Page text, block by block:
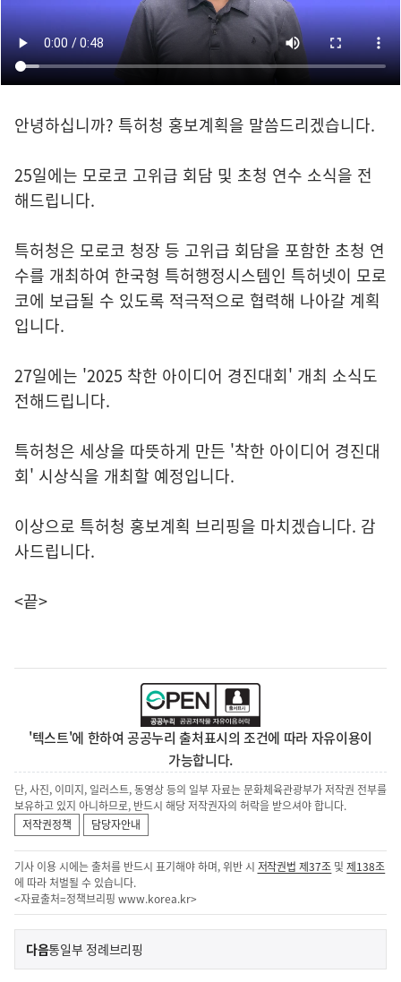
안녕하십니까? 특허청 홍보계획을 말씀드리겠습니다.
25일에는 모로코 고위급 회담 및 초청 연수 소식을 전
해드립니다.
특허청은 모로코 청장 등 고위급 회담을 포함한 초청 연
수를 개최하여 한국형 특허행정시스템인 특허넷이 모로
코에 보급될 수 있도록 적극적으로 협력해 나아갈 계획
입니다.
27일에는 '2025 착한 아이디어 경진대회' 개최 소식도
전해드립니다.
특허청은 세상을 따뜻하게 만든 '착한 아이디어 경진대
회' 시상식을 개최할 예정입니다.
이상으로 특허청 홍보계획 브리핑을 마치겠습니다. 감
사드립니다.
<끝>
'텍스트'에 한하여 공공누리 출처표시의 조건에 따라 자유이용이
가능합니다.
단, 사진, 이미지, 일러스트, 동영상 등의 일부 자료는 문화체육관광부가 저작권 전부를
보유하고 있지 아니하므로, 반드시 해당 저작권자의 허락을 받으셔야 합니다.
저작권정책
담당자안내
기사 이용 시에는 출처를 반드시 표기해야 하며, 위반 시 저작권법 제37조 및제138조
에 따라 처벌될 수 있습니다.
<자료출처=정책브리핑 www.korea.kr>
이
전
다음기
통일부 정례브리핑